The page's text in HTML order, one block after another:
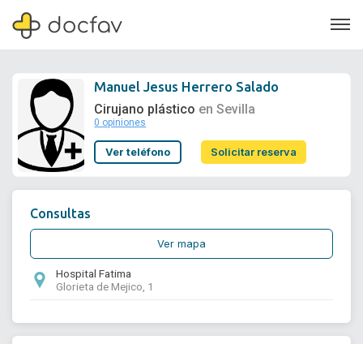
Soporte
Manuel Jesus Herrero Salado
Cirujano plástico en Sevilla
0 opiniones
Ver teléfono Solicitar reserva
Consultas
Ver mapa
Hospital Fatima
Glorieta de Mejico, 1